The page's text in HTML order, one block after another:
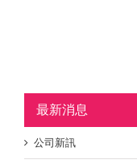
最新消息
公司新訊